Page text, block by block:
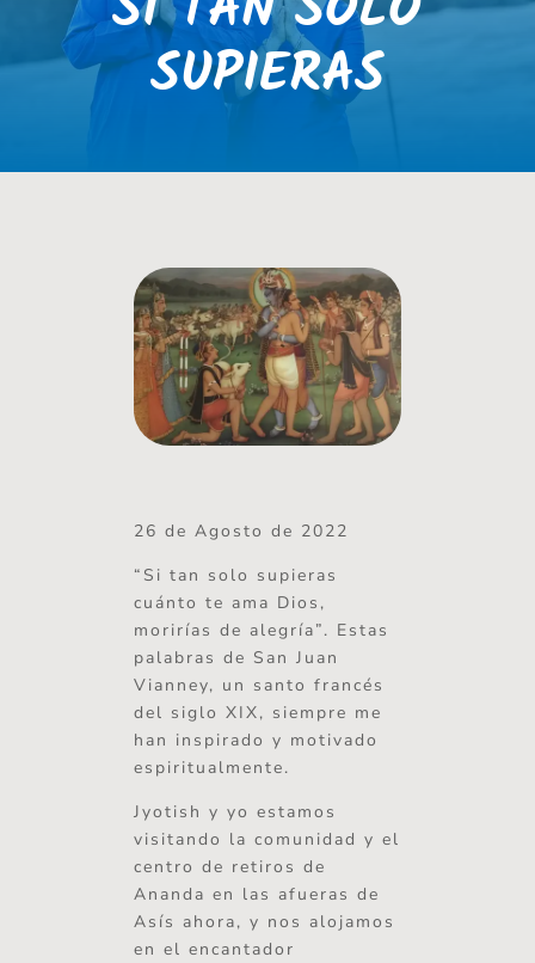
SUPIERAS
26 de Agosto de 2022
“Si tan solo supieras
cuánto te ama Dios,
morirías de alegría”. Estas
palabras de San Juan
Vianney, un santo francés
del siglo XIX, siempre me
han inspirado y motivado
espiritualmente.
Jyotish y yo estamos
visitando la comunidad y el
centro de retiros de
Ananda en las afueras de
Asís ahora, y nos alojamos
en el encantador